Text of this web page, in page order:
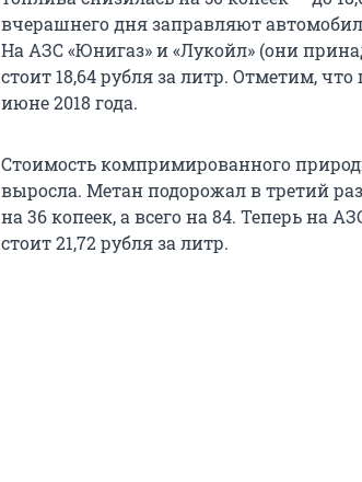
вчерашнего дня заправляют
На АЗС «Юнигаз» и «Лукойл» (они
стоит 18,64 рубля за литр. Отметим, что
июне 2018 года.
Стоимость компримированного
выросла. Метан подорожал в третий
на 36 копеек, а всего на 84. Теперь на
стоит 21,72 рубля за литр.